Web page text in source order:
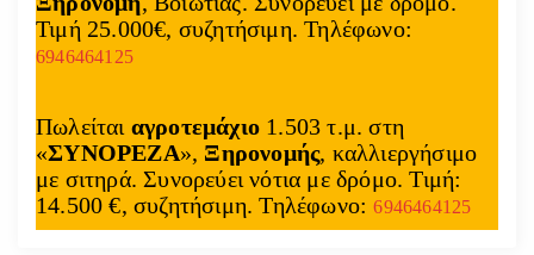
Τιμή 25.000€, συζητήσιμη. Τηλέφωνο:
6946464125
Πωλείται αγροτεμάχιο 1.503 τ.μ. στη
«ΣΥΝΟΡΕΖΑ», Ξηρονομής, καλλιεργήσιμο
με σιτηρά. Συνορεύει νότια με δρόμο. Τιμή:
14.500 €, συζητήσιμη. Τηλέφωνο:6946464125